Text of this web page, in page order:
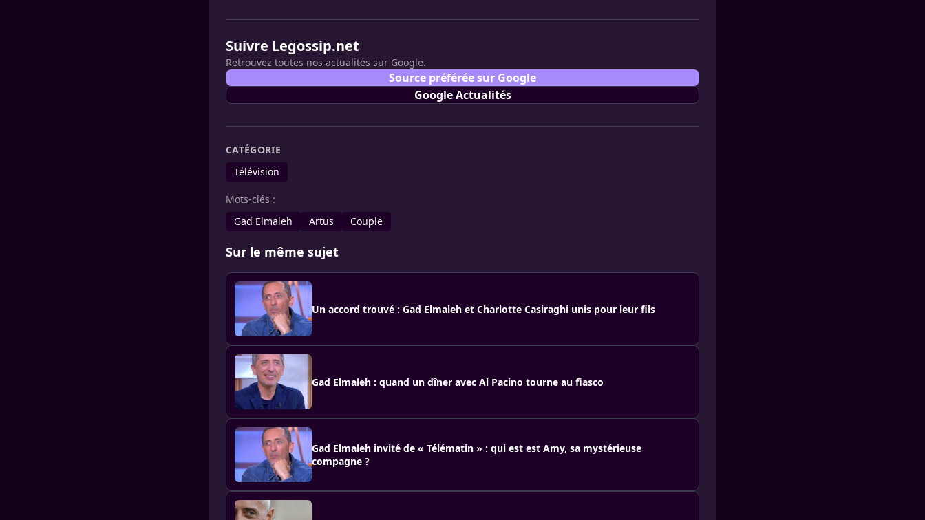
Suivre Legossip.net
Retrouvez toutes nos actualités sur Google.
Source préférée sur Google
Google Actualités
CATÉGORIE
Télévision
Mots-clés :
Gad Elmaleh
Artus Couple
Sur le même sujet
Un accord trouvé : Gad Elmaleh et Charlotte Casiraghi unis pour leur fils
Gad Elmaleh : quand un dîner avec Al Pacino tourne au fiasco
Gad Elmaleh invité de « Télématin » : qui est est Amy, sa mystérieuse
compagne ?